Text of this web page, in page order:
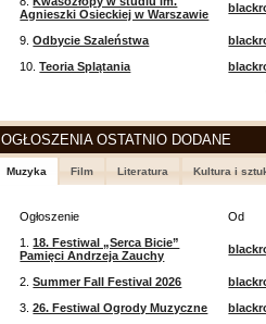
Agnieszki Osieckiej w Warszawie
9.Odbycie Szaleństwa
10.Teoria Splątania
OGŁOSZENIA OSTATNIO DODANE
Muzyka Film Literatura Kultura i
Ogłoszenie
Od
1.18. Festiwal „Serca Bicie”
Pamięci Andrzeja Zauchy
2.Summer Fall Festival 2026
3.26. Festiwal Ogrody Muzyczne